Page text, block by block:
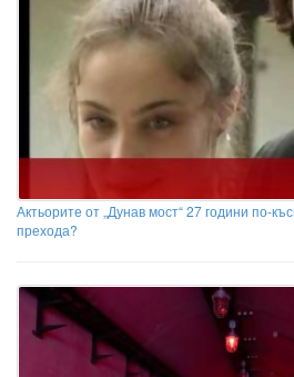
Актьорите от „Дунав мост“ 27 години по-
прехода?